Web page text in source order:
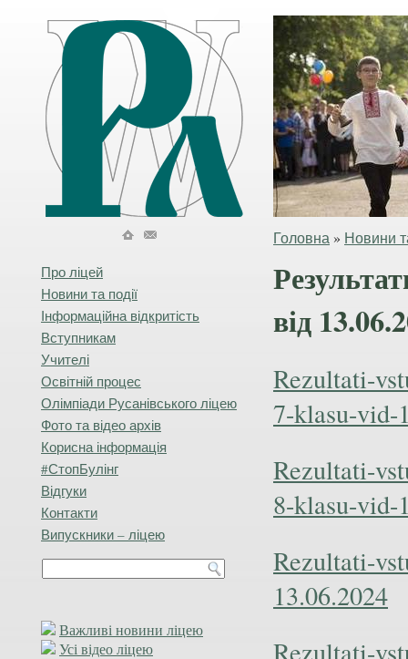
Головна » Новини
Про ліцей
Новини та події
Інформаційна відкритість
Вступникам
Учителі
Освітній процес
Олімпіади Русанівського ліцею
Фото та відео архів
Корисна інформація
#СтопБулінг
Відгуки
Контакти
Випускники – ліцею
Важливі новини ліцею
Усі відео ліцею
від
Rezultati-
7-klasu-vid-
Rezultati-
8-klasu-vid-
Rezultati-
13.06.2024
Rezultati-